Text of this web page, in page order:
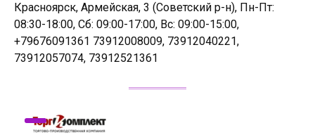
Красноярск, Армейская, 3 (Советский р-н), Пн-Пт:
08:30-18:00, Сб: 09:00-17:00, Вс: 09:00-15:00,
+79676091361 73912008009, 73912040221,
73912057074, 73912521361